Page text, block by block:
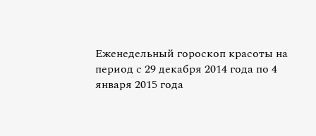
Еженедельный гороскоп красоты на
период с 29 декабря 2014 года по 4
января 2015 года